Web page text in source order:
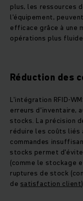
plus, les ressources
l'équipement,
efficace grâce à une
opérations plus
Réduction des
L'intégration RFID-
erreurs d'inventaire,
stocks. La précision
réduire les coûts liés
commandes
stocks permet
(comme le stockage
ruptures de stock
de satisfaction client